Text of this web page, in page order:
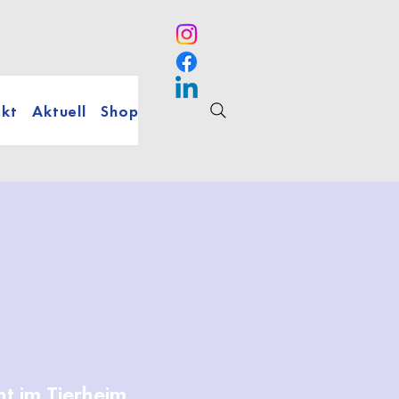
Aktuell Shop